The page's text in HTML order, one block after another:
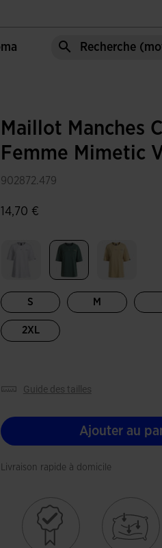
Maillot Manches
Femme Mimetic
902872.479
14,70 €
S M
2XL
guide des tailles
Ajouter au
Livraison rapide à domicile